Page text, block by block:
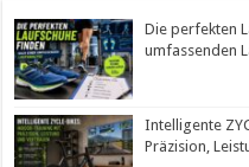
Die perfekten
umfassenden
Intelligente
Präzision,